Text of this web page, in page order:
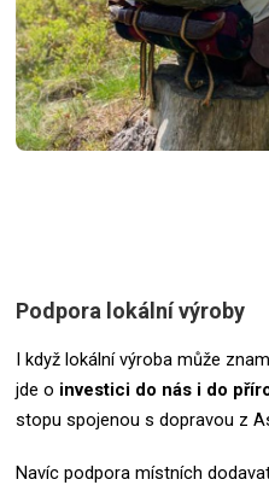
Podpora lokální výroby
I když lokální výroba může
jde o investici do nás i do
stopu spojenou s dopravou z
Navíc podpora místních